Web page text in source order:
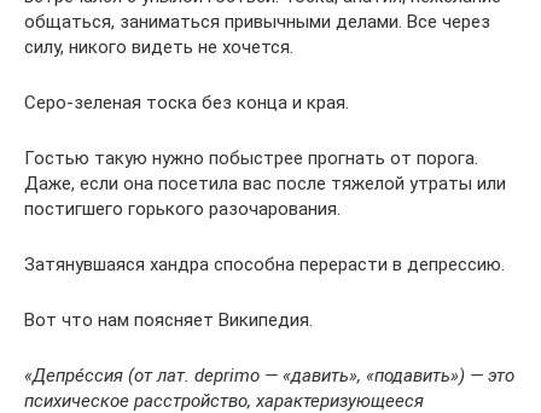
общаться, заниматься привычными делами. Все через
силу, никого видеть не хочется.
Серо-зеленая тоска без конца и края.
Гостью такую нужно побыстрее прогнать от порога.
Даже, если она посетила вас после тяжелой утраты или
постигшего горького разочарования.
Затянувшаяся хандра способна перерасти в депрессию.
Вот что нам поясняет Википедия.
«Депре́ссия (от лат. deprimo — «давить», «подавить») — это
психическое расстройство, характеризующееся